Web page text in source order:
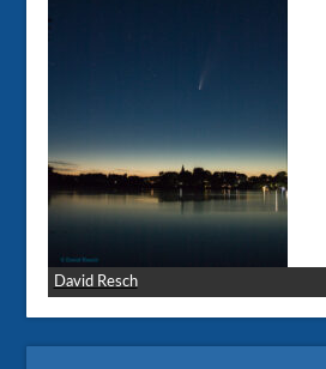
David Resch